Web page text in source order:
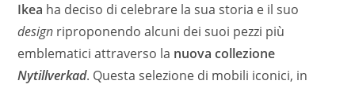
Ikea ha deciso di celebrare la sua storia e il suo
design riproponendo alcuni dei suoi pezzi più
emblematici attraverso la nuova collezione
Nytillverkad. Questa selezione di mobili iconici, in